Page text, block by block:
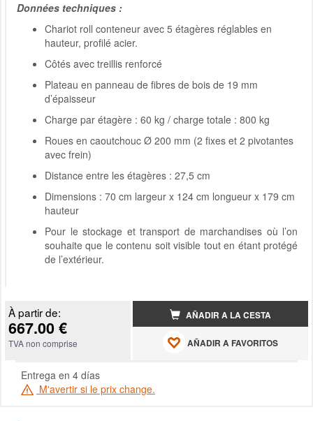
Données techniques :
Chariot roll conteneur avec 5 étagères réglables en
hauteur, profilé acier.
Côtés avec treillis renforcé
Plateau en panneau de fibres de bois de 19 mm
d’épaisseur
Charge par étagère : 60 kg / charge totale : 800 kg
Roues en caoutchouc Ø 200 mm (2 fixes et 2 pivotantes
avec frein)
Distance entre les étagères : 27,5 cm
Dimensions : 70 cm largeur x 124 cm longueur x 179 cm
hauteur
Pour le stockage et transport de marchandises où l’on
souhaite que le contenu soit visible tout en étant protégé
de l’extérieur.
À partir de:
667.00 €
TVA non comprise
AÑADIR A LA CESTA
AÑADIR A FAVORITOS
Entrega en 4 días
M'avertir si le prix change.